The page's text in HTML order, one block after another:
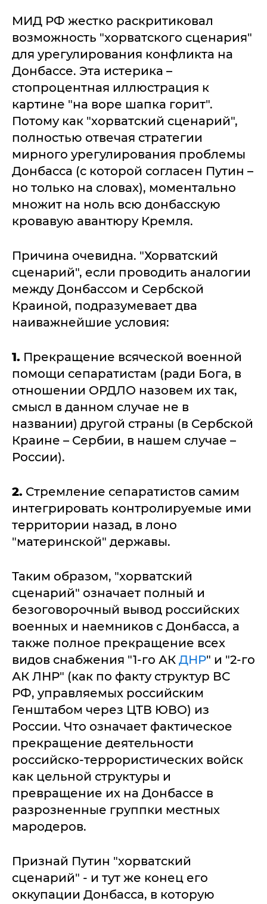
МИД РФ жестко раскритиковал
возможность "хорватского сценария"
для урегулирования конфликта на
Донбассе. Эта истерика –
стопроцентная иллюстрация к
картине "на воре шапка горит".
Потому как "хорватский сценарий",
полностью отвечая стратегии
мирного урегулирования проблемы
Донбасса (с которой согласен Путин –
но только на словах), моментально
множит на ноль всю донбасскую
кровавую авантюру Кремля.
Причина очевидна. "Хорватский
сценарий", если проводить аналогии
между Донбассом и Сербской
Краиной, подразумевает два
наиважнейшие условия:
1. Прекращение всяческой военной
помощи сепаратистам (ради Бога, в
отношении ОРДЛО назовем их так,
смысл в данном случае не в
названии) другой страны (в Сербской
Краине – Сербии, в нашем случае –
России).
2. Стремление сепаратистов самим
интегрировать контролируемые ими
территории назад, в лоно
"материнской" державы.
Таким образом, "хорватский
сценарий" означает полный и
безоговорочный вывод российских
военных и наемников с Донбасса, а
также полное прекращение всех
видов снабжения "1-го АК ДНР" и "2-го
АК ЛНР" (как по факту структур ВС
РФ, управляемых российским
Генштабом через ЦТВ ЮВО) из
России. Что означает фактическое
прекращение деятельности
российско-террористических войск
как цельной структуры и
превращение их на Донбассе в
разрозненные группки местных
мародеров.
Признай Путин "хорватский
сценарий" - и тут же конец его
оккупации Донбасса, в которую